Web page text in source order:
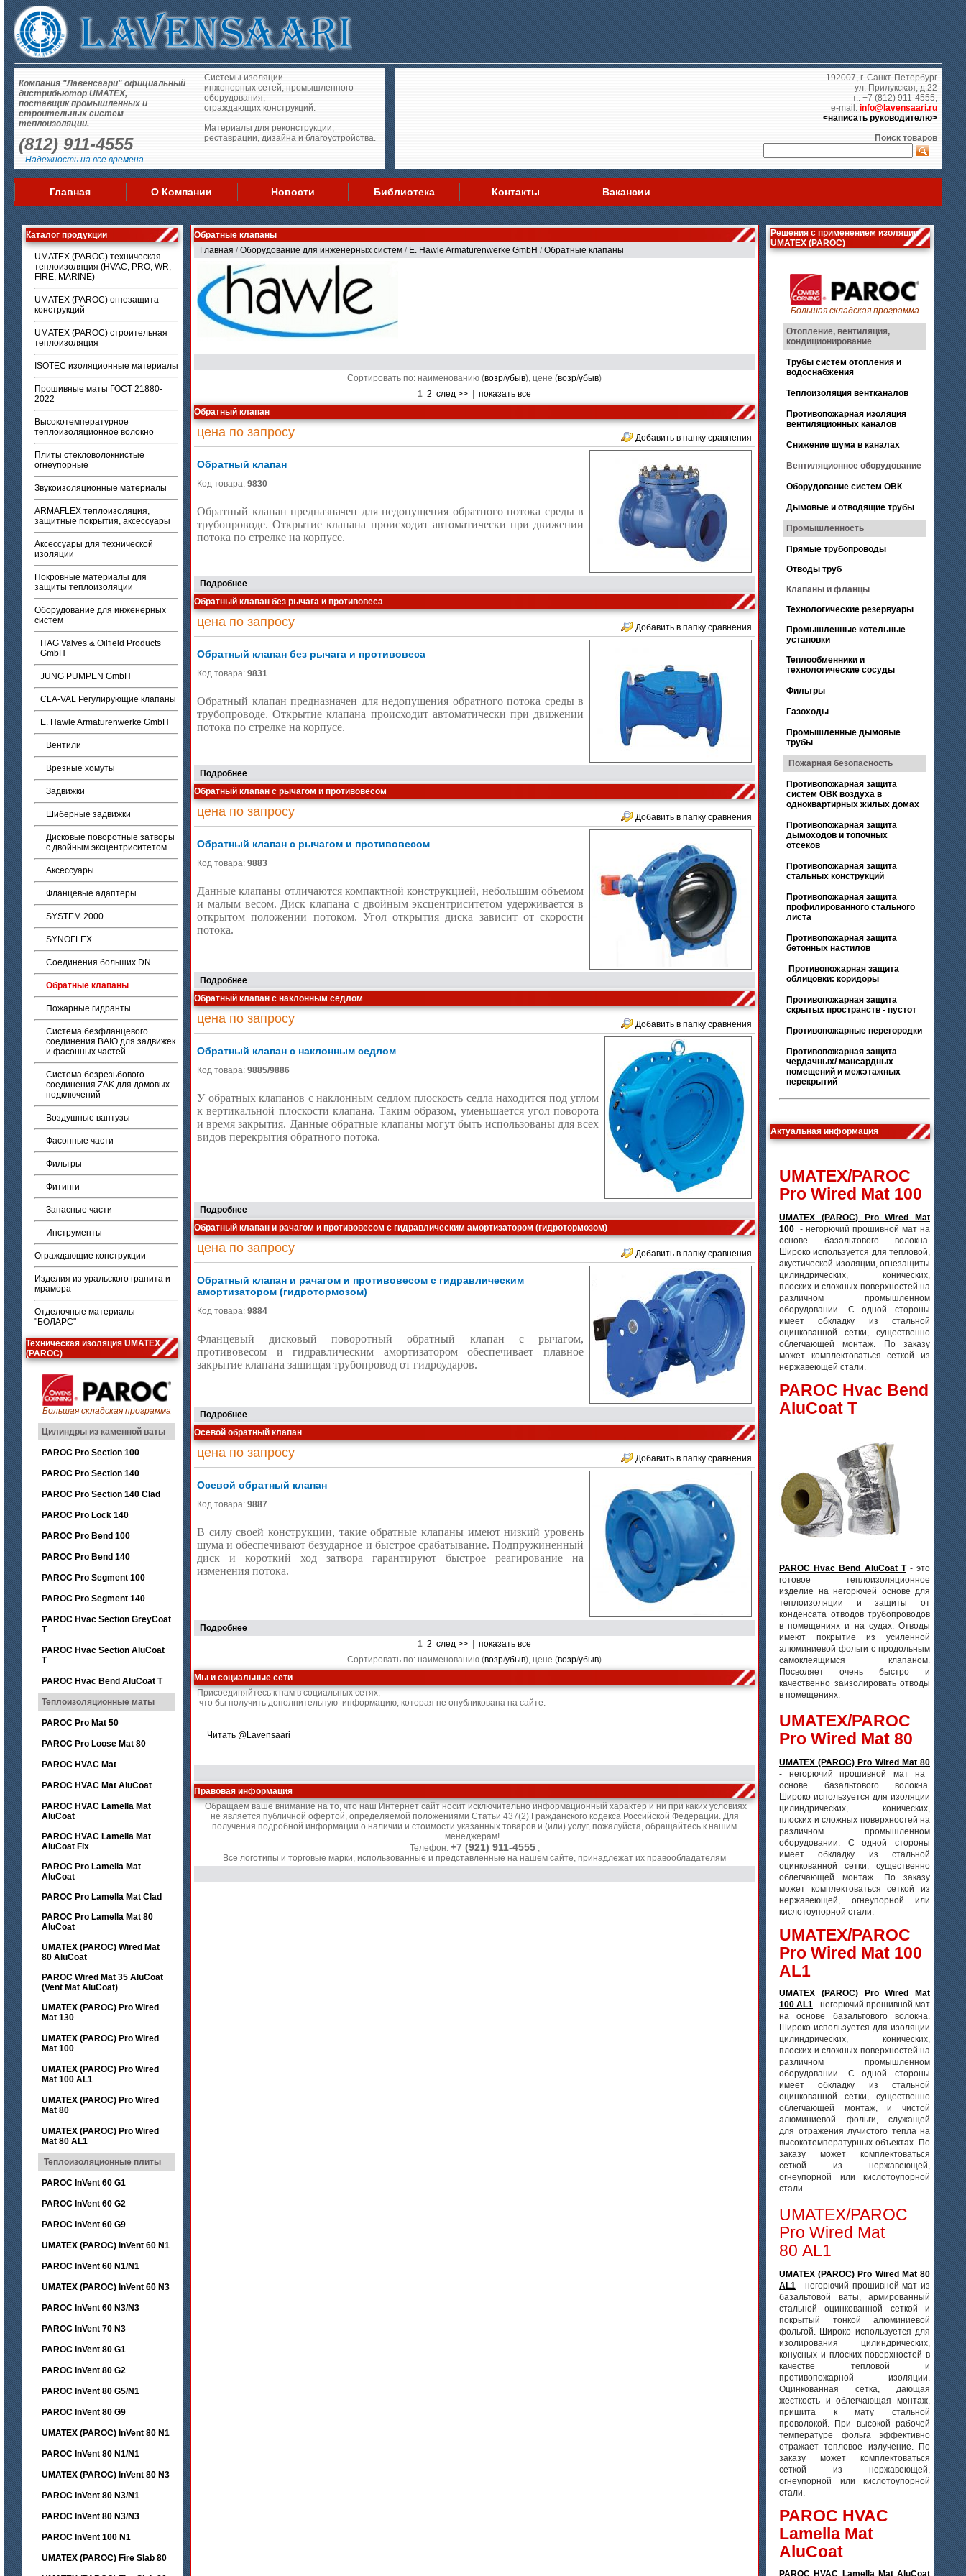
Компания "Лавенсаари" официальный
дистрибьютор UMATEX,
поставщик промышленных и
строительных систем
теплоизоляции.
(812) 911-4555
Надежность на все времена.
Системы изоляции
инженерных сетей, промышленного
оборудования,
ограждающих конструкций.
Материалы для реконструкции,
реставрации, дизайна и благоустройства.
192007, г. Санкт-Петербург
ул. Прилукская, д.22
т.: +7 (812) 911-4555,
e-mail: info@lavensaari.ru
<написать руководителю>
Поиск товаров
Главная О Компании Новости Библиотека Контакты Вакансии
Каталог продукции
UMATEX (PAROC) техническая
теплоизоляция (HVAC, PRO, WR,
FIRE, MARINE)
UMATEX (PAROC) огнезащита
конструкций
UMATEX (PAROC) строительная
теплоизоляция
ISOTEC изоляционные материалы
Прошивные маты ГОСТ 21880-
2022
Высокотемпературное
теплоизоляционное волокно
Плиты стекловолокнистые
огнеупорные
Звукоизоляционные материалы
ARMAFLEX теплоизоляция,
защитные покрытия, аксессуары
Аксессуары для технической
изоляции
Покровные материалы для
защиты теплоизоляции
Оборудование для инженерных
систем
ITAG Valves & Oilfield Products
GmbH
JUNG PUMPEN GmbH
CLA-VAL Регулирующие клапаны
E. Hawle Armaturenwerke GmbH
Вентили
Врезные хомуты
Задвижки
Шиберные задвижки
Дисковые поворотные затворы
с двойным эксцентриситетом
Аксессуары
Фланцевые адаптеры
SYSTEM 2000
SYNOFLEX
Cоединения больших DN
Обратные клапаны
Пожарные гидранты
Система безфланцевого
соединения BAIO для задвижек
и фасонных частей
Система безрезьбового
соединения ZAK для домовых
подключений
Воздушные вантузы
Фасонные части
Фильтры
Фитинги
Запасные части
Инструменты
Ограждающие конструкции
Изделия из уральского гранита и
мрамора
Отделочные материалы
"БОЛАРС"
Техническая изоляция UMATEX
(PAROC)
Большая складская программа
Цилиндры из каменной ваты
PAROC Pro Section 100
PAROC Pro Section 140
PAROC Pro Section 140 Clad
PAROC Pro Lock 140
PAROC Pro Bend 100
PAROC Pro Bend 140
PAROC Pro Segment 100
PAROC Pro Segment 140
PAROC Hvac Section GreyCoat
T
PAROC Hvac Section AluCoat
T
PAROC Hvac Bend AluCoat T
Теплоизоляционные маты
PAROC Pro Mat 50
PAROC Pro Loose Mat 80
PAROC HVAC Mat
PAROC HVAC Mat AluCoat
PAROC HVAC Lamella Mat
AluCoat
PAROC HVAC Lamella Mat
AluCoat Fix
PAROC Pro Lamella Mat
AluCoat
PAROC Pro Lamella Mat Clad
PAROC Pro Lamella Mat 80
AluCoat
UMATEX (PAROC) Wired Mat
80 AluCoat
PAROC Wired Mat 35 AluCoat
(Vent Mat AluCoat)
UMATEX (PAROC) Pro Wired
Mat 130
UMATEX (PAROC) Pro Wired
Mat 100
UMATEX (PAROC) Pro Wired
Mat 100 AL1
UMATEX (PAROC) Pro Wired
Mat 80
UMATEX (PAROC) Pro Wired
Mat 80 AL1
Теплоизоляционные плиты
PAROC InVent 60 G1
PAROC InVent 60 G2
PAROC InVent 60 G9
UMATEX (PAROC) InVent 60 N1
PAROC InVent 60 N1/N1
UMATEX (PAROC) InVent 60 N3
PAROC InVent 60 N3/N3
PAROC InVent 70 N3
PAROC InVent 80 G1
PAROC InVent 80 G2
PAROC InVent 80 G5/N1
PAROC InVent 80 G9
UMATEX (PAROC) InVent 80 N1
PAROC InVent 80 N1/N1
UMATEX (PAROC) InVent 80 N3
PAROC InVent 80 N3/N1
PAROC InVent 80 N3/N3
PAROC InVent 100 N1
UMATEX (PAROC) Fire Slab 80
Обратные клапаны
Главная /Оборудование для инженерных систем / E. Hawle Armaturenwerke GmbH /Обратные клапаны
Сортировать по: наименованию (возр/убыв), цене (возр/убыв)
1 2 след >>
показать все
Обратный клапан
цена по запросу Добавить в папку сравнения
Обратный клапан
Код товара: 9830
Обратный клапан предназначен для недопущения обратного потока среды в
трубопроводе. Открытие клапана происходит автоматически при движении
потока по стрелке на корпусе.
Подробнее
Обратный клапан без рычага и противовеса
цена по запросу Добавить в папку сравнения
Обратный клапан без рычага и противовеса
Код товара: 9831
Обратный клапан предназначен для недопущения обратного потока среды в
трубопроводе. Открытие клапана происходит автоматически при движении
потока по стрелке на корпусе.
Подробнее
Обратный клапан с рычагом и противовесом
цена по запросу Добавить в папку сравнения
Обратный клапан с рычагом и противовесом
Код товара: 9883
Данные клапаны отличаются компактной конструкцией, небольшим объемом
и малым весом. Диск клапана с двойным эксцентриситетом удерживается в
открытом положении потоком. Угол открытия диска зависит от скорости
потока.
Подробнее
Обратный клапан с наклонным седлом
цена по запросу Добавить в папку сравнения
Обратный клапан с наклонным седлом
Код товара: 9885/9886
У обратных клапанов с наклонным седлом плоскость седла находится под углом
к вертикальной плоскости клапана. Таким образом, уменьшается угол поворота
и время закрытия. Данные обратные клапаны могут быть использованы для всех
видов перекрытия обратного потока.
Подробнее
Обратный клапан и рачагом и противовесом с гидравлическим амортизатором (гидротормозом)
цена по запросу Добавить в папку сравнения
Обратный клапан и рачагом и противовесом с гидравлическим
амортизатором (гидротормозом)
Код товара: 9884
Фланцевый дисковый поворотный обратный клапан с рычагом,
противовесом и гидравлическим амортизатором обеспечивает плавное
закрытие клапана защищая трубопровод от гидроударов.
Подробнее
Осевой обратный клапан
цена по запросу Добавить в папку сравнения
Осевой обратный клапан
Код товара: 9887
В силу своей конструкции, такие обратные клапаны имеют низкий уровень
шума и обеспечивают безударное и быстрое срабатывание. Подпружиненный
диск и короткий ход затвора гарантируют быстрое реагирование на
изменения потока.
Подробнее
1 2 след >>
показать все
Сортировать по: наименованию (возр/убыв), цене (возр/убыв)
Мы и социальные сети
Присоединяйтесь к нам в социальных сетях,
что бы получить дополнительную информацию, которая не опубликована на сайте.
Читать @Lavensaari
Правовая информация
Обращаем ваше внимание на то, что наш Интернет сайт носит исключительно информационный характер и ни при каких условиях
не является публичной офертой, определяемой положениями Статьи 437(2) Гражданского кодекса Российской Федерации. Для
получения подробной информации о наличии и стоимости указанных товаров и (или) услуг, пожалуйста, обращайтесь к нашим
менеджерам!
Телефон: +7 (921) 911-4555;
Все логотипы и торговые марки, использованные и представленные на нашем сайте, принадлежат их правообладателям
Решения с применением изоляции
UMATEX (PAROC)
Большая складская программа
Отопление, вентиляция,
кондиционирование
Трубы систем отопления и
водоснабжения
Теплоизоляция вентканалов
Противопожарная изоляция
вентиляционных каналов
Снижение шума в каналах
Вентиляционное оборудование
Оборудование систем ОВК
Дымовые и отводящие трубы
Промышленность
Прямые трубопроводы
Отводы труб
Клапаны и фланцы
Технологические резервуары
Промышленные котельные
установки
Теплообменники и
технологические сосуды
Фильтры
Газоходы
Промышленные дымовые
трубы
Пожарная безопасность
Противопожарная защита
систем ОВК воздуха в
одноквартирных жилых домах
Противопожарная защита
дымоходов и топочных
отсеков
Противопожарная защита
стальных конструкций
Противопожарная защита
профилированного стального
листа
Противопожарная защита
бетонных настилов
Противопожарная защита
облицовки: коридоры
Противопожарная защита
скрытых пространств - пустот
Противопожарные перегородки
Противопожарная защита
чердачных/ мансардных
помещений и межэтажных
перекрытий
Актуальная информация
UMATEX/PAROC
Pro Wired Mat 100
UMATEX (PAROC) Pro Wired Mat
100 - негорючий прошивной мат на
основе базальтового волокна.
Широко используется для тепловой,
акустической изоляции, огнезащиты
цилиндрических, конических,
плоских и сложных поверхностей на
различном промышленном
оборудовании. С одной стороны
имеет обкладку из стальной
оцинкованной сетки, существенно
облегчающей монтаж. По заказу
может комплектоваться сеткой из
нержавеющей стали.
PAROC Hvac Bend
AluCoat T
PAROC Hvac Bend AluCoat T- это
готовое теплоизоляционное
изделие на негорючей основе для
теплоизоляции и защиты от
конденсата отводов трубопроводов
в помещениях и на судах. Отводы
имеют покрытие из усиленной
алюминиевой фольги с продольным
самоклеящимся клапаном.
Посволяет очень быстро и
качественно заизолировать отводы
в помещениях.
UMATEX/PAROC
Pro Wired Mat 80
UMATEX (PAROC) Pro Wired Mat 80
- негорючий прошивной мат на
основе базальтового волокна.
Широко используется для изоляции
цилиндрических, конических,
плоских и сложных поверхностей на
различном промышленном
оборудовании. С одной стороны
имеет обкладку из стальной
оцинкованной сетки, существенно
облегчающей монтаж. По заказу
может комплектоваться сеткой из
нержавеющей, огнеупорной или
кислотоупорной стали.
UMATEX/PAROC
Pro Wired Mat 100
AL1
UMATEX (PAROC) Pro Wired Mat
100 AL1 - негорючий прошивной мат
на основе базальтового волокна.
Широко используется для изоляции
цилиндрических, конических,
плоских и сложных поверхностей на
различном промышленном
оборудовании. С одной стороны
имеет обкладку из стальной
оцинкованной сетки, существенно
облегчающей монтаж, и чистой
алюминиевой фольги, служащей
для отражения лучистого тепла на
высокотемпературных объектах. По
заказу может комплектоваться
сеткой из нержавеющей,
огнеупорной или кислотоупорной
стали.
UMATEX/PAROC
Pro Wired Mat
80 AL1
UMATEX (PAROC) Pro Wired Mat 80
AL1 - негорючий прошивной мат из
базальтовой ваты, армированный
стальной оцинкованной сеткой и
покрытый тонкой алюминиевой
фольгой. Широко используется для
изолирования цилиндрических,
конусных и плоских поверхностей в
качестве тепловой и
противопожарной изоляции.
Оцинкованная сетка, дающая
жесткость и облегчающая монтаж,
пришита к мату стальной
проволокой. При высокой рабочей
температуре фольга эффективно
отражает тепловое излучение. По
заказу может комплектоваться
сеткой из нержавеющей,
огнеупорной или кислотоупорной
стали.
PAROC HVAC
Lamella Mat
AluCoat
PAROC HVAC Lamella Mat AluCoat